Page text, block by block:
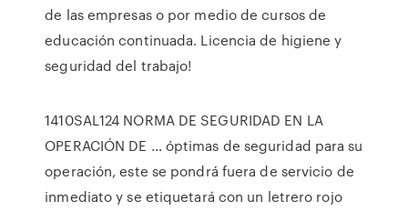
de las empresas o por medio de cursos de
educación continuada. Licencia de higiene y
seguridad del trabajo!
1410SAL124 NORMA DE SEGURIDAD EN LA
OPERACIÓN DE … óptimas de seguridad para su
operación, este se pondrá fuera de servicio de
inmediato y se etiquetará con un letrero rojo